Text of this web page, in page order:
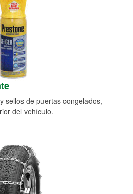
sellos de puertas congelados,
del vehículo.